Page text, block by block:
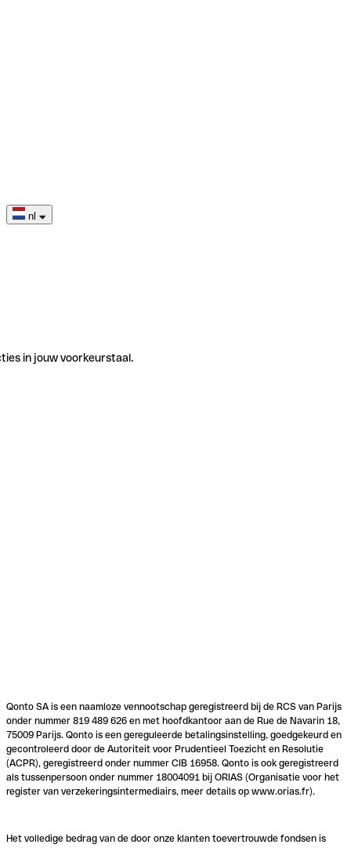
nl
in jouw voorkeurstaal.
Qonto SA is een naamloze vennootschap geregistreerd bij de RCS van Parijs
onder nummer 819 489 626 en met hoofdkantoor aan de Rue de Navarin 18,
75009 Parijs. Qonto is een gereguleerde betalingsinstelling, goedgekeurd en
gecontroleerd door de Autoriteit voor Prudentieel Toezicht en Resolutie
(ACPR), geregistreerd onder nummer CIB 16958. Qonto is ook geregistreerd
als tussenpersoon onder nummer 18004091 bij ORIAS (Organisatie voor het
register van verzekeringsintermediairs, meer details op www.orias.fr).
Het volledige bedrag van de door onze klanten toevertrouwde fondsen is